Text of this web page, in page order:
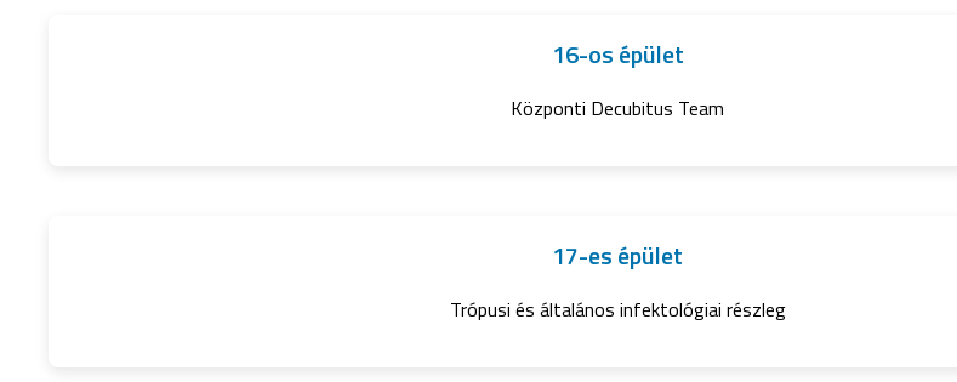
16-os épület
Központi Decubitus Team
17-es épület
Trópusi és általános infektológiai részleg